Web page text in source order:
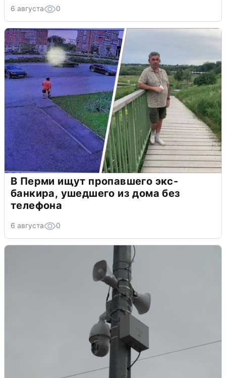
6 августа 0
В Перми ищут пропавшего экс-
банкира, ушедшего из дома без
телефона
6 августа 0